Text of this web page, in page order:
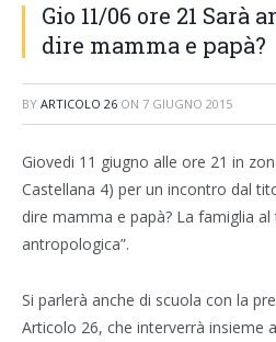
Gio 11/06 ore 21 Sarà
dire mamma e papà?
BY ARTICOLO 26 ON 7 GIUGNO 2015
Giovedi 11 giugno alle ore 21 in
Castellana 4) per un incontro dal
dire mamma e papà? La famiglia
antropologica”.
Si parlerà anche di scuola con la
Articolo 26, che interverrà insieme